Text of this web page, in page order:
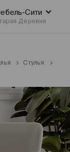
Сити
Деревня
Стулья